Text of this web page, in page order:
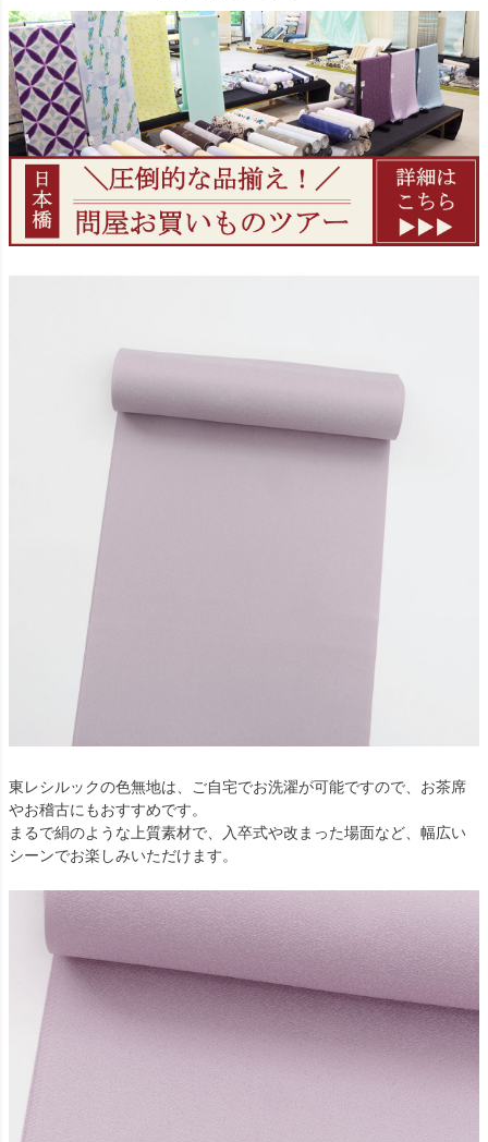
東レシルックの色無地は、ご自宅でお洗濯が可能ですので、お茶席
やお稽古にもおすすめです。
まるで絹のような上質素材で、入卒式や改まった場面など、幅広い
シーンでお楽しみいただけます。